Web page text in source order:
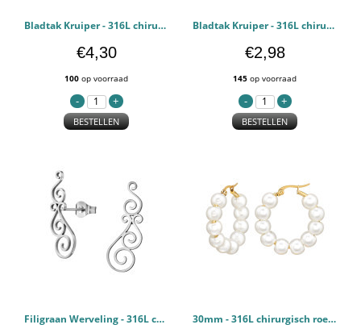
Bladtak Kruiper - 316L chirurgisch roestvrij staal Oorstekers PCJW49986
€4,30
100 op voorraad
BESTELLEN
Bladtak Kruiper - 316L chirurgisch roestvrij staal Oorstekers PCJW49985
€2,98
145 op voorraad
BESTELLEN
Filigraan Werveling - 316L chirurgisch roestvrij staal Oorstekers PCJW49981 30mm - 316L chirurgisch roestvrij staal Oorbellen PCJW49947